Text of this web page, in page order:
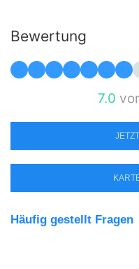
Bewertung
7.0
Häufig gestellt Fragen